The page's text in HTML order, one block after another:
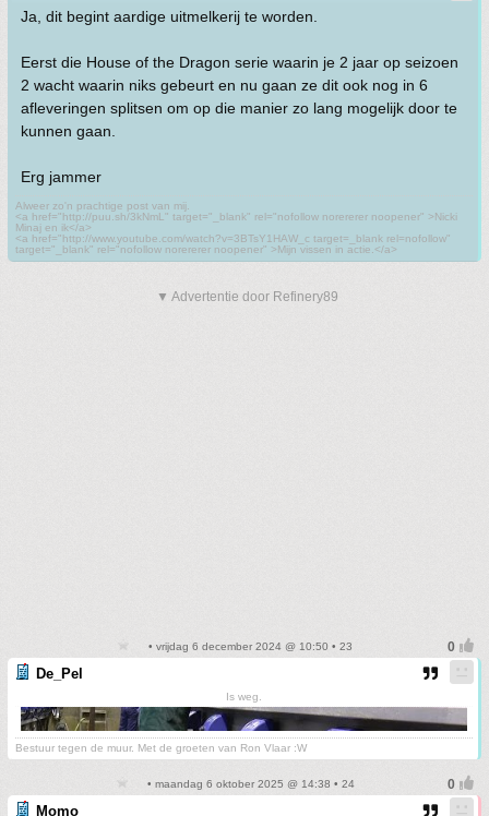
Ja, dit begint aardige uitmelkerij te worden.
Eerst die House of the Dragon serie waarin je 2 jaar op seizoen
2 wacht waarin niks gebeurt en nu gaan ze dit ook nog in 6
afleveringen splitsen om op die manier zo lang mogelijk door te
kunnen gaan.
Erg jammer
Alweer zo'n prachtige post van mij.
<a href="http://puu.sh/3kNmL" target="_blank" rel="nofollow norererer noopener" >Nicki
Minaj en ik</a>
<a href="http://www.youtube.com/watch?v=3BTsY1HAW_c target=_blank rel=nofollow"
target="_blank" rel="nofollow norererer noopener" >Mijn vissen in actie.</a>
▼ Advertentie door Refinery89
• vrijdag 6 december 2024 @ 10:50 • 23
De_Pel
Is weg.
Bestuur tegen de muur. Met de groeten van Ron Vlaar :W
• maandag 6 oktober 2025 @ 14:38 • 24
Momo